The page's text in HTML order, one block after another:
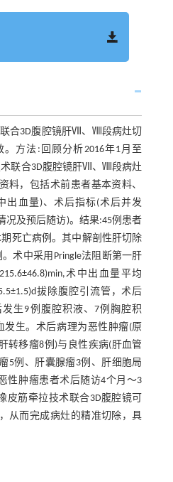
合3D腹腔镜肝Ⅶ、Ⅷ段病灶切
方法:回顾分析2016年1月至
术联合3D腹腔镜肝Ⅶ、Ⅷ段病灶
料，包括术前患者基本资料、
出血量)、术后指标(术后并发
况及预后随访)。结果:45例患者
死亡病例。其中解剖性肝切除
术中采用Pringle法阻断第一肝
术中出血量平均
拔除腹腔引流管，术后
发生9例腹腔积液、7例胸腔积
发生。术后病理为恶性肿瘤(原
转移瘤8例)与良性疾病(肝血管
5例、肝囊腺瘤3例、肝细胞局
性肿瘤患者术后随访4个月～3
皮筋牵拉技术联合3D腹腔镜可
从而完成病灶的精准切除，具